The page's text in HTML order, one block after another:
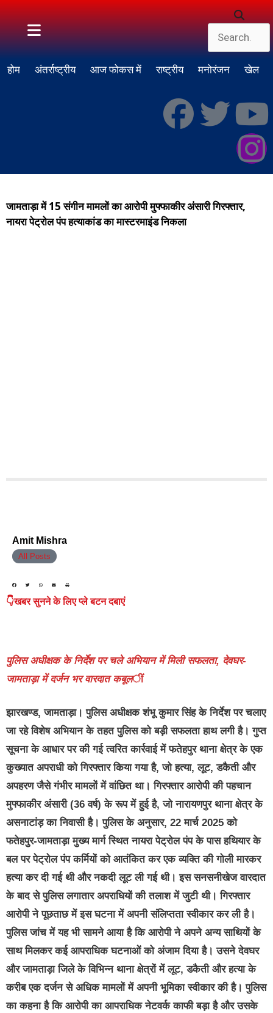
होम अंतर्राष्ट्रीय आज फोकस में राष्ट्रीय मनोरंजन खेल
जामताड़ा में 15 संगीन मामलों का आरोपी मुफ्फाकीर अंसारी गिरफ्तार,
नायरा पेट्रोल पंप हत्याकांड का मास्टरमाइंड निकला
Amit Mishra
All Posts
👇खबर सुनने के लिए प्ले बटन दबाएं
पुलिस अधीक्षक के निर्देश पर चले अभियान में मिली सफलता, देवघर-
जामताड़ा में दर्जन भर वारदात कबूलीं
झारखण्ड, जामताड़ा। पुलिस अधीक्षक शंभू कुमार सिंह के निर्देश पर चलाए
जा रहे विशेष अभियान के तहत पुलिस को बड़ी सफलता हाथ लगी है। गुप्त
सूचना के आधार पर की गई त्वरित कार्रवाई में फतेहपुर थाना क्षेत्र के एक
कुख्यात अपराधी को गिरफ्तार किया गया है, जो हत्या, लूट, डकैती और
अपहरण जैसे गंभीर मामलों में वांछित था। गिरफ्तार आरोपी की पहचान
मुफ्फाकीर अंसारी (36 वर्ष) के रूप में हुई है, जो नारायणपुर थाना क्षेत्र के
असनाटांड़ का निवासी है। पुलिस के अनुसार, 22 मार्च 2025 को
फतेहपुर-जामताड़ा मुख्य मार्ग स्थित नायरा पेट्रोल पंप के पास हथियार के
बल पर पेट्रोल पंप कर्मियों को आतंकित कर एक व्यक्ति की गोली मारकर
हत्या कर दी गई थी और नकदी लूट ली गई थी। इस सनसनीखेज वारदात
के बाद से पुलिस लगातार अपराधियों की तलाश में जुटी थी। गिरफ्तार
आरोपी ने पूछताछ में इस घटना में अपनी संलिप्तता स्वीकार कर ली है।
पुलिस जांच में यह भी सामने आया है कि आरोपी ने अपने अन्य साथियों के
साथ मिलकर कई आपराधिक घटनाओं को अंजाम दिया है। उसने देवघर
और जामताड़ा जिले के विभिन्न थाना क्षेत्रों में लूट, डकैती और हत्या के
करीब एक दर्जन से अधिक मामलों में अपनी भूमिका स्वीकार की है। पुलिस
का कहना है कि आरोपी का आपराधिक नेटवर्क काफी बड़ा है और उसके